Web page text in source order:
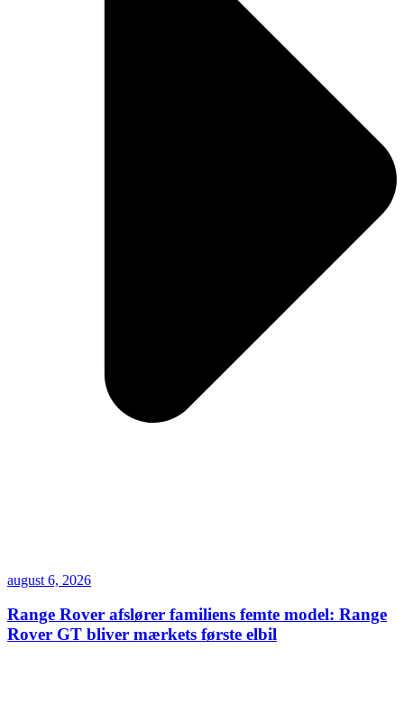
august 6, 2026
Range Rover afslører familiens femte model: Range
Rover GT bliver mærkets første elbil